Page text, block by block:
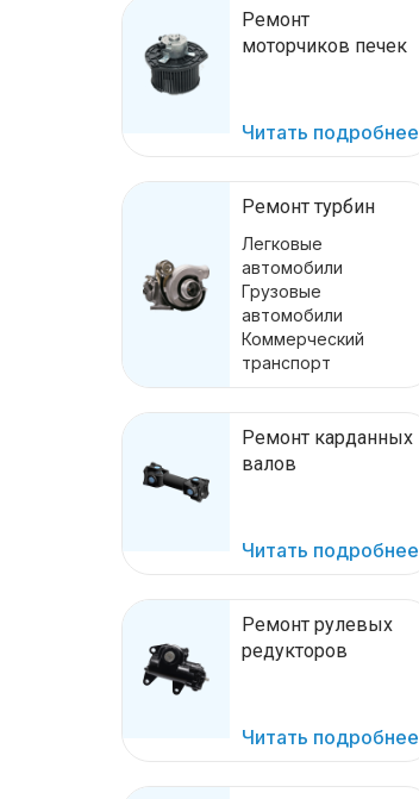
Ремонт
моторчиков печек
Читать подробнее
Ремонт турбин
Легковые
автомобили
Грузовые
автомобили
Коммерческий
транспорт
Ремонт карданных
валов
Читать подробнее
Ремонт рулевых
редукторов
Читать подробнее